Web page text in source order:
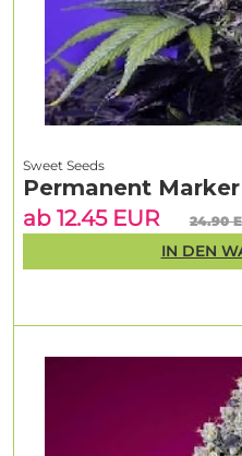
Sweet Seeds
Permanent
ab 12.45 EUR
24.90
IN DEN